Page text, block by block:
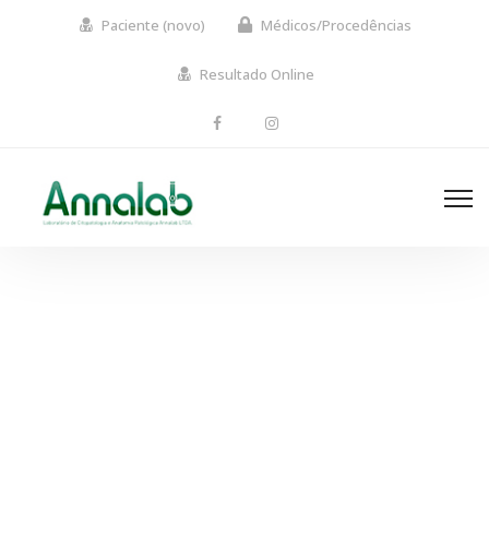
Paciente (novo) Médicos/Procedências
Resultado Online